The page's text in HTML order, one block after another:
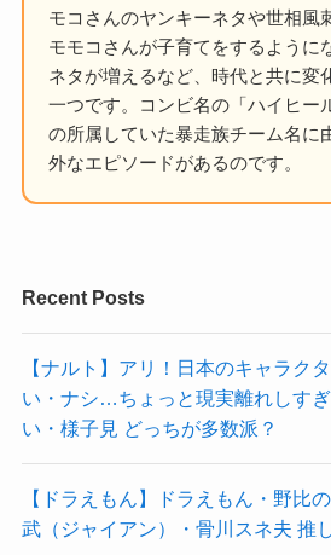
モコさんのヤンキーネタや世相風
モモコさんが子育てをするように
ネタが増えるなど、時代と共に変
一つです。コンビ名の「ハイヒー
の所属していた暴走族チーム名に
外なエピソードがあるのです。
Recent Posts
【ナルト】アリ！日本のキャラク
い・ナシ…ちょっと現実離れしす
い・様子見 どっちが多数派？
【ドラえもん】ドラえもん・野比
武（ジャイアン）・骨川スネ夫 推